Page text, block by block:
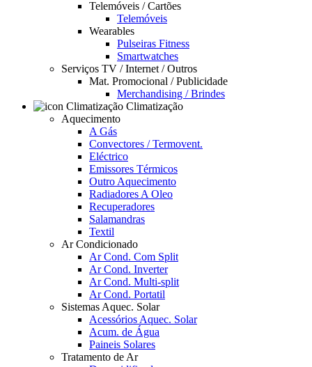
Telemóveis / Cartões
Telemóveis
Wearables
Pulseiras Fitness
Smartwatches
Serviços TV / Internet / Outros
Mat. Promocional / Publicidade
Merchandising / Brindes
Climatização
Aquecimento
A Gás
Convectores / Termovent.
Eléctrico
Emissores Térmicos
Outro Aquecimento
Radiadores A Oleo
Recuperadores
Salamandras
Textil
Ar Condicionado
Ar Cond. Com Split
Ar Cond. Inverter
Ar Cond. Multi-split
Ar Cond. Portatil
Sistemas Aquec. Solar
Acessórios Aquec. Solar
Acum. de Água
Paineis Solares
Tratamento de Ar